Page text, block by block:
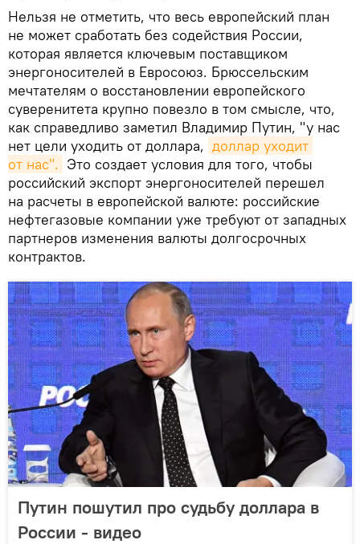
Нельзя не отметить, что весь европейский план
не может сработать без содействия России,
которая является ключевым поставщиком
энергоносителей в Евросоюз. Брюссельским
мечтателям о восстановлении европейского
суверенитета крупно повезло в том смысле, что,
как справедливо заметил Владимир Путин, "у нас
нет цели уходить от доллара, доллар уходит
от нас". Это создает условия для того, чтобы
российский экспорт энергоносителей перешел
на расчеты в европейской валюте: российские
нефтегазовые компании уже требуют от западных
партнеров изменения валюты долгосрочных
контрактов.
Путин пошутил про судьбу доллара в
России - видео